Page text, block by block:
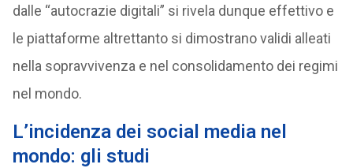
dalle “autocrazie digitali” si rivela dunque effettivo e
le piattaforme altrettanto si dimostrano validi alleati
nella sopravvivenza e nel consolidamento dei regimi
nel mondo.
L’incidenza dei social media nel
mondo: gli studi